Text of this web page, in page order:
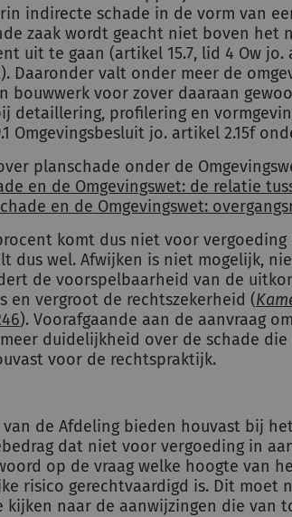
indirecte schade in de vorm van
zaak wordt geacht niet boven het
uit te gaan (artikel 15.7, lid 4 Ow jo.
Daaronder valt onder meer de
bouwwerk voor zover daaraan
detaillering, profilering en
Omgevingsbesluit jo. artikel 2.15f
planschade onder de
en de Omgevingswet: de relatie
en de Omgevingswet:
komt dus niet voor
dus wel. Afwijken is niet mogelijk,
de voorspelbaarheid van de
en vergroot de rechtszekerheid (
). Voorafgaande aan de aanvraag
duidelijkheid over de schade
voor de rechtspraktijk.
de Afdeling bieden houvast bij
dat niet voor vergoeding in
op de vraag welke hoogte van
risico gerechtvaardigd is. Dit moet
naar de aanwijzingen die van